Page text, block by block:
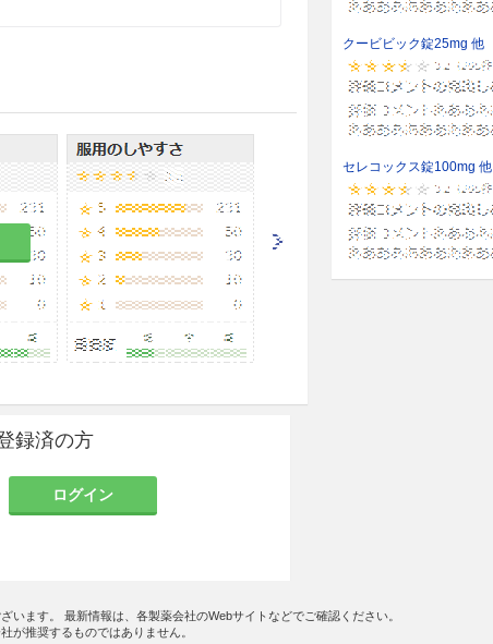
録済の方
ログイン
クービビック錠25mg 他
セレコックス錠100mg 他
ます。 最新情報は、各製薬会社のWebサイトなどでご確認ください。
が推奨するものではありません。